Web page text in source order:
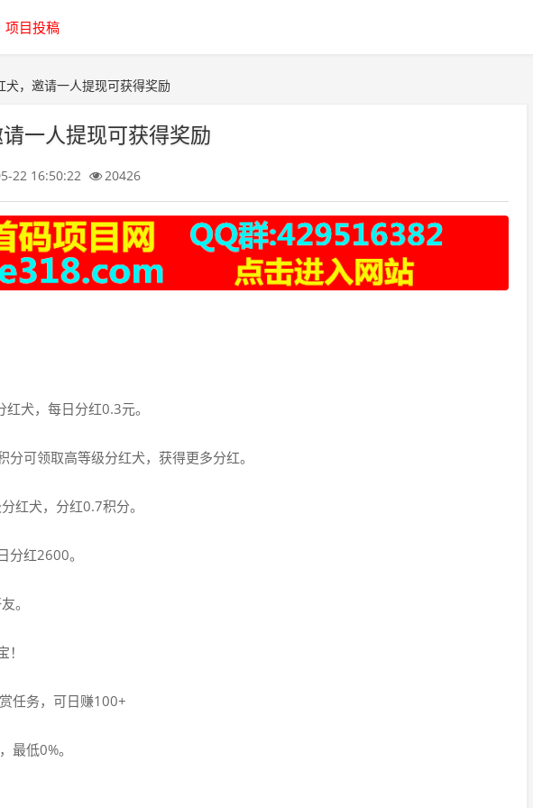
项目投稿
犬，邀请一人提现可获得奖励
一人提现可获得奖励
22 16:50:22 20426
犬，每日分红0.3元。
可领取高等级分红犬，获得更多分红。
红犬，分红0.7积分。
分红2600。
。
任务，可日赚100+
最低0%。